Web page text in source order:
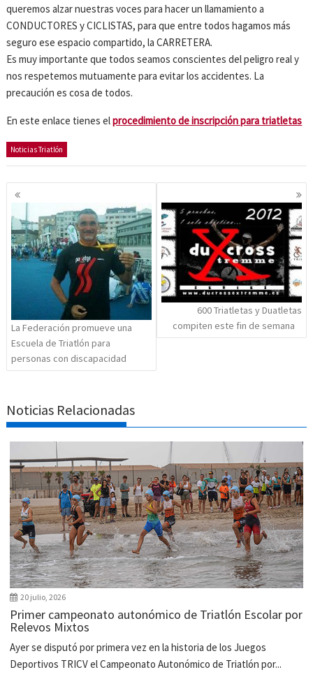
queremos alzar nuestras voces para hacer un llamamiento a
CONDUCTORES y CICLISTAS, para que entre todos hagamos más
seguro ese espacio compartido, la CARRETERA.
Es muy importante que todos seamos conscientes del peligro real y
nos respetemos mutuamente para evitar los accidentes. La
precaución es cosa de todos.
En este enlace tienes elprocedimiento de inscripción para triatletas
Noticias Triatlón
Navegación
entradas
La Federación promueve una
Escuela de Triatlón para
personas con discapacidad
600 Triatletas y Duatletas
compiten este fin de semana
Noticias Relacionadas
20 julio, 2026
Primer campeonato autonómico de Triatlón Escolar por
Relevos Mixtos
Ayer se disputó por primera vez en la historia de los Juegos
Deportivos TRICV el Campeonato Autonómico de Triatlón por...